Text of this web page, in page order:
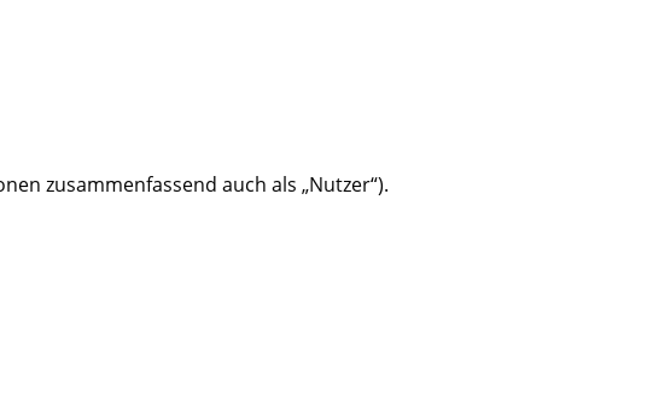
zusammenfassend auch als „Nutzer“).